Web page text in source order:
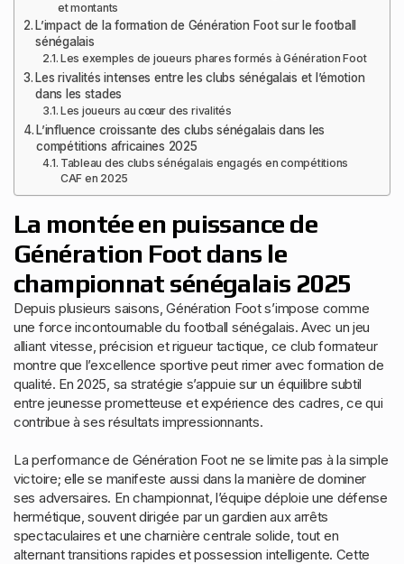
et montants
L’impact de la formation de Génération Foot sur le football
sénégalais
Les exemples de joueurs phares formés à Génération Foot
Les rivalités intenses entre les clubs sénégalais et l’émotion
dans les stades
Les joueurs au cœur des rivalités
L’influence croissante des clubs sénégalais dans les
compétitions africaines 2025
Tableau des clubs sénégalais engagés en compétitions
CAF en 2025
La montée en puissance de
Génération Foot dans le
championnat sénégalais 2025
Depuis plusieurs saisons, Génération Foot s’impose comme
une force incontournable du football sénégalais. Avec un jeu
alliant vitesse, précision et rigueur tactique, ce club formateur
montre que l’excellence sportive peut rimer avec formation de
qualité. En 2025, sa stratégie s’appuie sur un équilibre subtil
entre jeunesse prometteuse et expérience des cadres, ce qui
contribue à ses résultats impressionnants.
La performance de Génération Foot ne se limite pas à la simple
victoire; elle se manifeste aussi dans la manière de dominer
ses adversaires. En championnat, l’équipe déploie une défense
hermétique, souvent dirigée par un gardien aux arrêts
spectaculaires et une charnière centrale solide, tout en
alternant transitions rapides et possession intelligente. Cette